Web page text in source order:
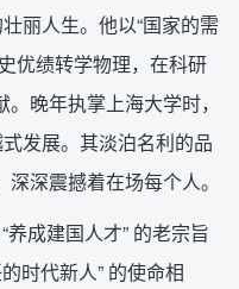
丽人生。他以“国家的需
优绩转学物理，在科研
晚年执掌上海大学时，
发展。其淡泊名利的品
深震撼着在场每个人。
成建国人才” 的老宗旨
时代新人” 的使命相